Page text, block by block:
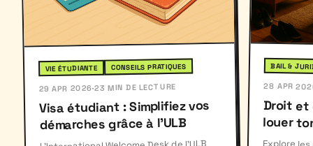
VIE ÉTUDIANTE CONSEILS PRATIQUES
29 APR 2026·23 MIN DE LECTURE
Visa étudiant : Simplifiez vos
démarches grâce à l'ULB
BAIL &
28 APR
Droit et
louer